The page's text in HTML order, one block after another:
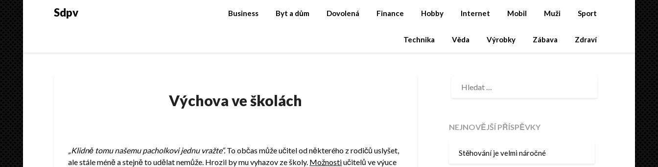
Sdpv Business Byt a dům Dovolená Finance Hobby Internet Mobil Muži Sport
Technika Věda Výrobky Zábava Zdraví
Výchova ve školách
„Klidně tomu našemu pacholkovi jednu vražte“.To občas může učitel od některého z rodičů uslyšet,
ale stále méně a stejně to udělat nemůže. Hrozil by mu vyhazov ze školy. Možnostiučitelů ve výuce
NEJNOVĚJŠÍ PŘÍSPĚVKY
Stěhování je velmi náročné